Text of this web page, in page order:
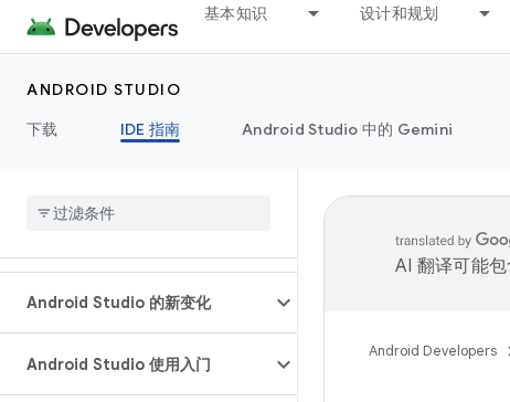
基本知识 设计和规划
ANDROID STUDIO
下载
IDE 指南 Android Studio 中的 Gemini
Android Studio 的新变化
Android Studio 使用入门
AI 翻译可能包
Android Developers